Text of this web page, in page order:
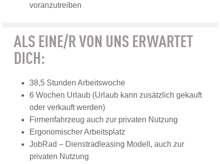
voranzutreiben
ALS EINE/R VON UNS ERWARTET
DICH:
38,5 Stunden Arbeitswoche
6 Wochen Urlaub (Urlaub kann zusätzlich gekauft
oder verkauft werden)
Firmenfahrzeug auch zur privaten Nutzung
Ergonomischer Arbeitsplatz
JobRad – Dienstradleasing Modell, auch zur
privaten Nutzung